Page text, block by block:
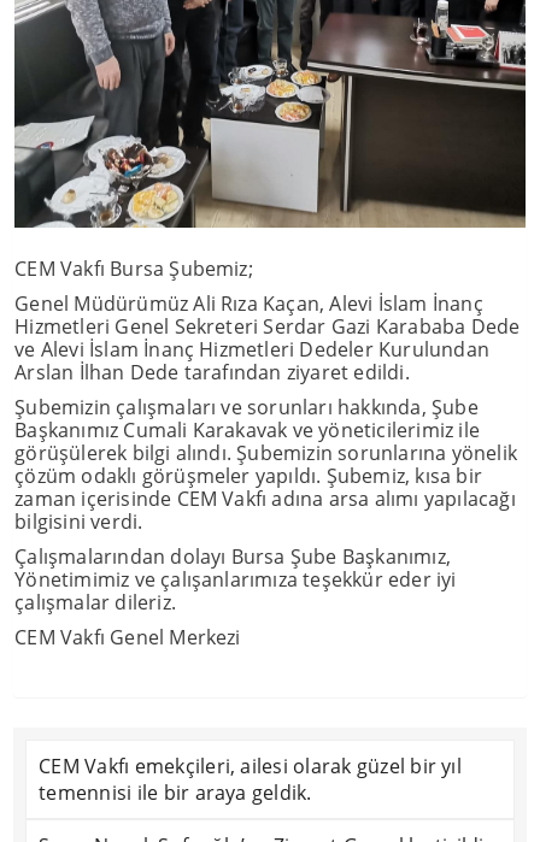
CEM Vakfı Bursa Şubemiz;
Genel Müdürümüz Ali Rıza Kaçan, Alevi İslam İnanç
Hizmetleri Genel Sekreteri Serdar Gazi Karababa Dede
ve Alevi İslam İnanç Hizmetleri Dedeler Kurulundan
Arslan İlhan Dede tarafından ziyaret edildi.
Şubemizin çalışmaları ve sorunları hakkında, Şube
Başkanımız Cumali Karakavak ve yöneticilerimiz ile
görüşülerek bilgi alındı. Şubemizin sorunlarına yönelik
çözüm odaklı görüşmeler yapıldı. Şubemiz, kısa bir
zaman içerisinde CEM Vakfı adına arsa alımı yapılacağı
bilgisini verdi.
Çalışmalarından dolayı Bursa Şube Başkanımız,
Yönetimimiz ve çalışanlarımıza teşekkür eder iyi
çalışmalar dileriz.
CEM Vakfı Genel Merkezi
CEM Vakfı emekçileri, ailesi olarak güzel bir yıl
temennisi ile bir araya geldik.